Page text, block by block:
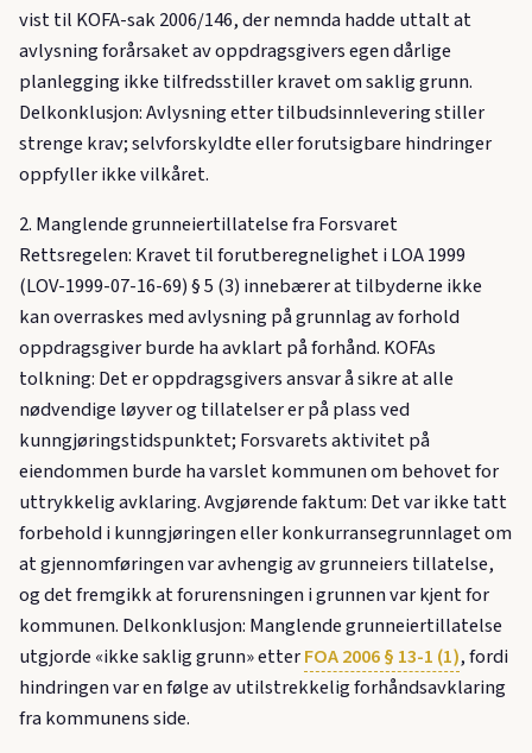
vist til KOFA-sak 2006/146, der nemnda hadde uttalt at
avlysning forårsaket av oppdragsgivers egen dårlige
planlegging ikke tilfredsstiller kravet om saklig grunn.
Delkonklusjon: Avlysning etter tilbudsinnlevering stiller
strenge krav; selvforskyldte eller forutsigbare hindringer
oppfyller ikke vilkåret.
2. Manglende grunneier­tillatelse fra Forsvaret
Rettsregelen: Kravet til forutberegnelighet i LOA 1999
(LOV-1999-07-16-69) § 5 (3) innebærer at tilbyderne ikke
kan overraskes med avlysning på grunnlag av forhold
oppdragsgiver burde ha avklart på forhånd. KOFAs
tolkning: Det er oppdragsgivers ansvar å sikre at alle
nødvendige løyver og tillatelser er på plass ved
kunngjøringstidspunktet; Forsvarets aktivitet på
eiendommen burde ha varslet kommunen om behovet for
uttrykkelig avklaring. Avgjørende faktum: Det var ikke tatt
forbehold i kunngjøringen eller konkurransegrunnlaget om
at gjennomføringen var avhengig av grunneiers tillatelse,
og det fremgikk at forurensningen i grunnen var kjent for
kommunen. Delkonklusjon: Manglende grunneier­tillatelse
utgjorde «ikke saklig grunn» etterFOA 2006 § 13-1 (1), fordi
hindringen var en følge av utilstrekkelig forhåndsavklaring
fra kommunens side.